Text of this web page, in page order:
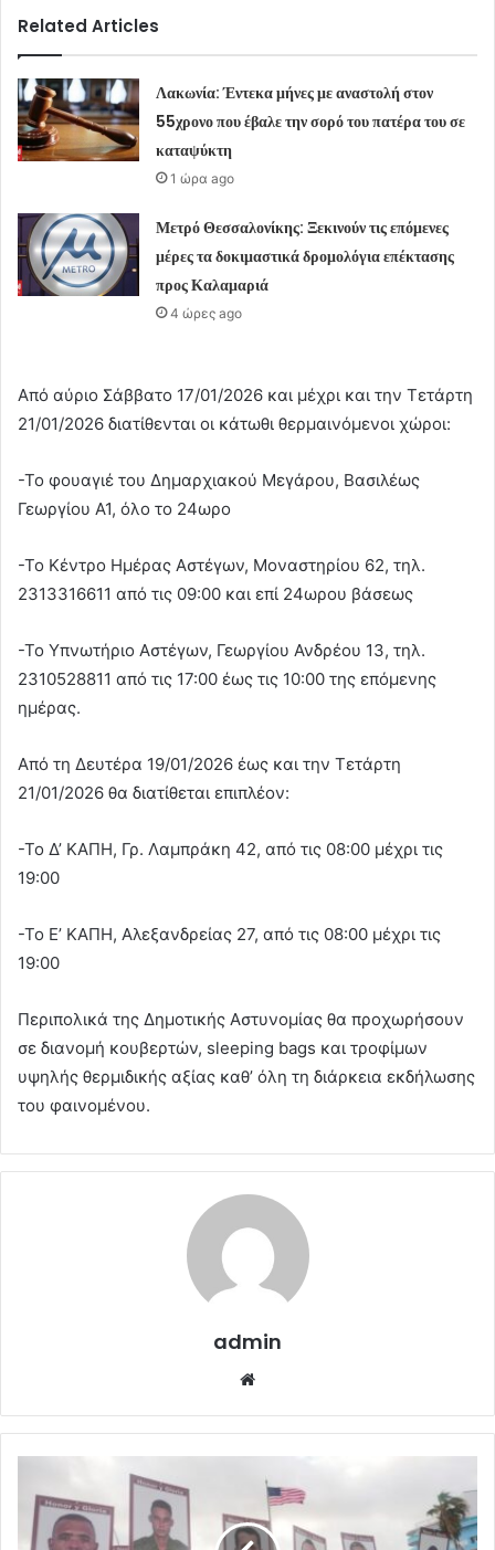
Related Articles
Λακωνία: Έντεκα μήνες με αναστολή στον
55χρονο που έβαλε την σορό του πατέρα του σε
καταψύκτη
1 ώρα ago
Μετρό Θεσσαλονίκης: Ξεκινούν τις επόμενες
μέρες τα δοκιμαστικά δρομολόγια επέκτασης
προς Καλαμαριά
4 ώρες ago
Από αύριο Σάββατο 17/01/2026 και μέχρι και την Τετάρτη
21/01/2026 διατίθενται οι κάτωθι θερμαινόμενοι χώροι:
-Το φουαγιέ του Δημαρχιακού Μεγάρου, Βασιλέως
Γεωργίου Α1, όλο το 24ωρο
-Το Κέντρο Ημέρας Αστέγων, Μοναστηρίου 62, τηλ.
2313316611 από τις 09:00 και επί 24ωρου βάσεως
-Το Υπνωτήριο Αστέγων, Γεωργίου Ανδρέου 13, τηλ.
2310528811 από τις 17:00 έως τις 10:00 της επόμενης
ημέρας.
Από τη Δευτέρα 19/01/2026 έως και την Τετάρτη
21/01/2026 θα διατίθεται επιπλέον:
-Το Δ’ ΚΑΠΗ, Γρ. Λαμπράκη 42, από τις 08:00 μέχρι τις
19:00
-Το Ε’ ΚΑΠΗ, Αλεξανδρείας 27, από τις 08:00 μέχρι τις
19:00
Περιπολικά της Δημοτικής Αστυνομίας θα προχωρήσουν
σε διανομή κουβερτών, sleeping bags και τροφίμων
υψηλής θερμιδικής αξίας καθ’ όλη τη διάρκεια εκδήλωσης
του φαινομένου.
admin